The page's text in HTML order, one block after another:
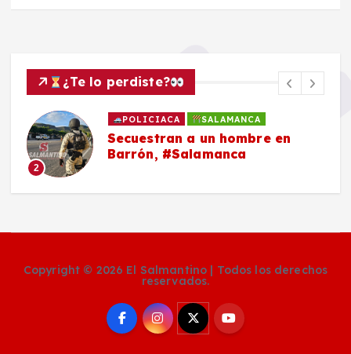
¿Te lo perdiste?
2
POLICIACA SALAMANCA
Secuestran a un hombre en
Barrón, #Salamanca
Copyright © 2026 El Salmantino | Todos los derechos
reservados.